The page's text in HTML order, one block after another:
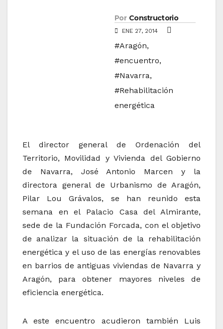
Por Constructorio
ENE 27, 2014
#Aragón,
#encuentro,
#Navarra,
#Rehabilitación
energética
El director general de Ordenación del
Territorio, Movilidad y Vivienda del Gobierno
de Navarra, José Antonio Marcen y la
directora general de Urbanismo de Aragón,
Pilar Lou Grávalos, se han reunido esta
semana en el Palacio Casa del Almirante,
sede de la Fundación Forcada, con el objetivo
de analizar la situación de la rehabilitación
energética y el uso de las energías renovables
en barrios de antiguas viviendas de Navarra y
Aragón, para obtener mayores niveles de
eficiencia energética.
A este encuentro acudieron también Luis